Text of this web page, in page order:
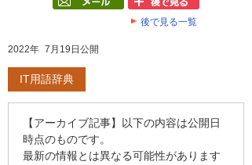
後で見る一覧
2022年 7月19日公開
IT用語辞典
【アーカイブ記事】以下の内容は公開日
時点のものです。
最新の情報とは異なる可能性があります